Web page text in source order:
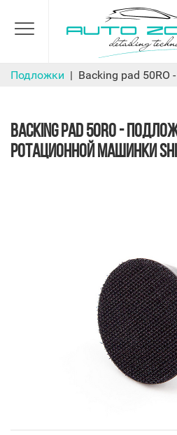
Подложки
BACKING PAD 50RO -
РОТАЦИОННОЙ МАШИНКИ